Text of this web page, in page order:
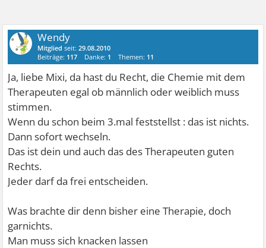
Wendy
Mitglied seit:29.08.2010
Beiträge: 117 Danke: 1 Themen: 11
Ja, liebe Mixi, da hast du Recht, die Chemie mit dem
Therapeuten egal ob männlich oder weiblich muss
stimmen.
Wenn du schon beim 3.mal feststellst : das ist nichts.
Dann sofort wechseln.
Das ist dein und auch das des Therapeuten guten
Rechts.
Jeder darf da frei entscheiden.
Was brachte dir denn bisher eine Therapie, doch
garnichts.
Man muss sich knacken lassen